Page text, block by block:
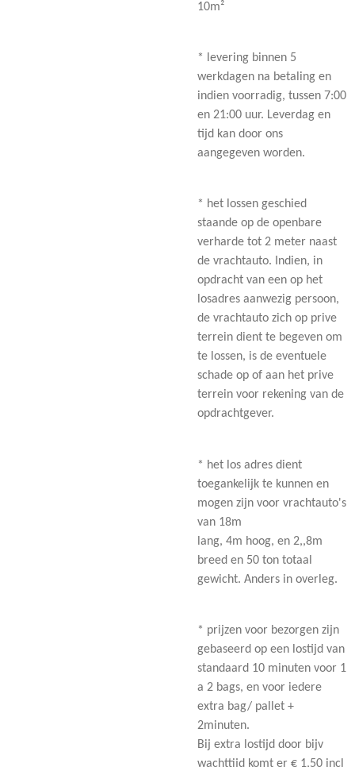
10m²
* levering binnen 5
werkdagen na betaling en
indien voorradig, tussen 7:00
en 21:00 uur. Leverdag en
tijd kan door ons
aangegeven worden.
* het lossen geschied
staande op de openbare
verharde tot 2 meter naast
de vrachtauto. Indien, in
opdracht van een op het
losadres aanwezig persoon,
de vrachtauto zich op prive
terrein dient te begeven om
te lossen, is de eventuele
schade op of aan het prive
terrein voor rekening van de
opdrachtgever.
* het los adres dient
toegankelijk te kunnen en
mogen zijn voor vrachtauto's
van 18m
lang, 4m hoog, en 2,,8m
breed en 50 ton totaal
gewicht. Anders in overleg.
* prijzen voor bezorgen zijn
gebaseerd op een lostijd van
standaard 10 minuten voor 1
a 2 bags, en voor iedere
extra bag/ pallet +
2minuten.
Bij extra lostijd door bijv
wachttijd komt er € 1,50 incl